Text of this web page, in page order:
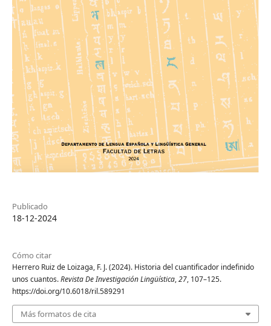
Publicado
18-12-2024
Cómo citar
Herrero Ruiz de Loizaga, F. J. (2024). Historia del cuantificador indefinido
unos cuantos.Revista De Investigación Lingüística,27, 107–125.
https://doi.org/10.6018/ril.589291
Más formatos de cita